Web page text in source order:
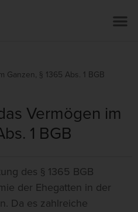
§ 1365 Abs. 1 BGB
Vermögen im
1 BGB
des § 1365 BGB
der Ehegatten in der
Da es zahlreiche